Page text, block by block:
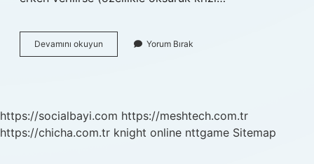
Devamını okuyun Boğmaca
Öksürüğü
Yorum Bırak
https://socialbayi.com https://meshtech.com.tr
https://chicha.com.tr knight online nttgame Sitemap